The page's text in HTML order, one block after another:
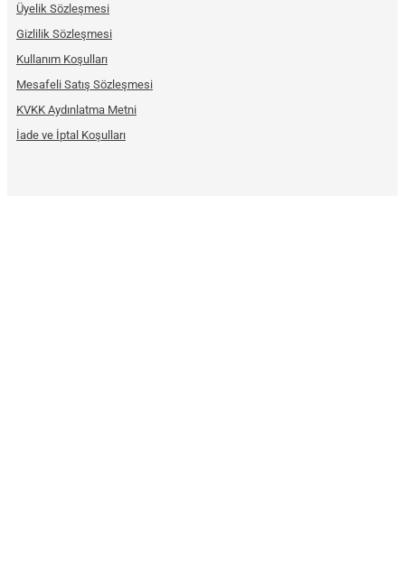
Üyelik Sözleşmesi
Gizlilik Sözleşmesi
Kullanım Koşulları
Mesafeli Satış Sözleşmesi
KVKK Aydınlatma Metni
İade ve İptal Koşulları